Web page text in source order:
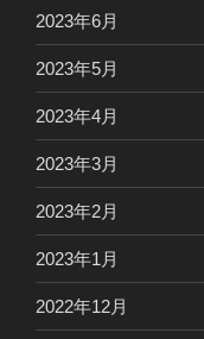
2023年6月
2023年5月
2023年4月
2023年3月
2023年2月
2023年1月
2022年12月